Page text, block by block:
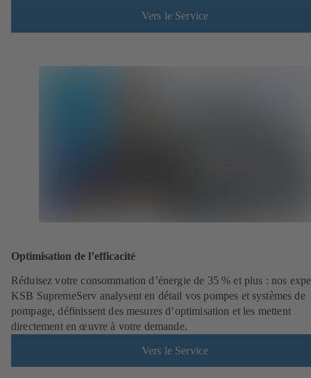
Vers le Service
Optimisation de l’efficacité
Réduisez votre consommation d’énergie de 35 % et plus : nos
KSB SupremeServ analysent en détail vos pompes et systèmes de
pompage, définissent des mesures d’optimisation et les mettent
directement en œuvre à votre demande.
Vers le Service